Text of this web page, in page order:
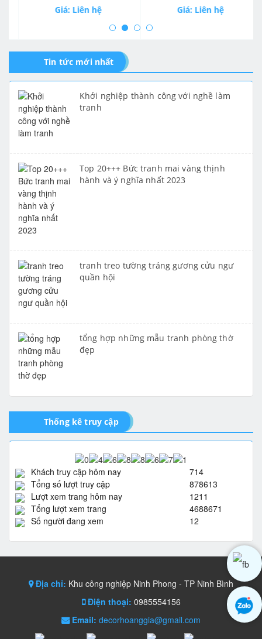
Giá: Liên hệ Giá: Liên hệ
Tin tức mới nhất
Khởi nghiệp thành công với nghề làm
tranh
Top 20+++ Bức tranh mai vàng thịnh
hành và ý nghĩa nhất 2023
tranh treo tường tráng gương cửu ngư
quần hội
tổng hợp những mẫu tranh phòng thờ
đẹp
Thống kê truy cập
Khách truy cập hôm nay
714
Tổng số lượt truy cập
878613
Lượt xem trang hôm nay
1211
Tổng lượt xem trang
4688671
Số người đang xem
12
Địa chỉ: Khu công nghiệp Ninh Phong - TP Ninh Bình
Điện thoại: 0985554156
Email: decorhoanggia@gmail.com